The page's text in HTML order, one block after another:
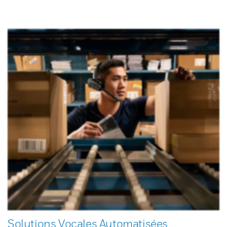
Solutions Vocales Automatisées